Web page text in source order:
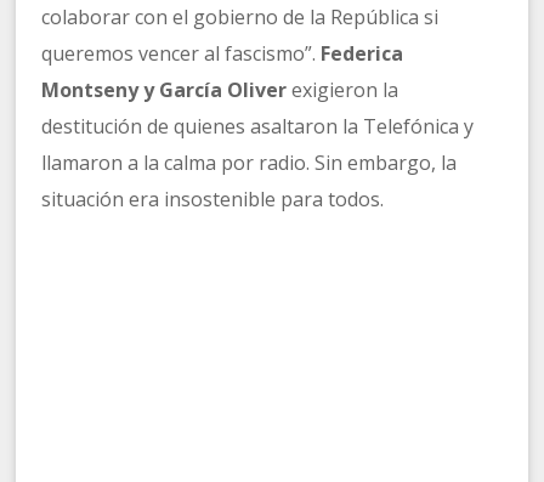
colaborar con el gobierno de la República si
queremos vencer al fascismo”. Federica
Montseny y García Oliverexigieron la
destitución de quienes asaltaron la Telefónica y
llamaron a la calma por radio. Sin embargo, la
situación era insostenible para todos.